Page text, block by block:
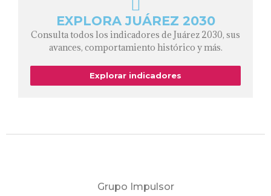
EXPLORA JUÁREZ 2030
Consulta todos los indicadores de Juárez 2030, sus
avances, comportamiento histórico y más.
Explorar indicadores
Grupo Impulsor